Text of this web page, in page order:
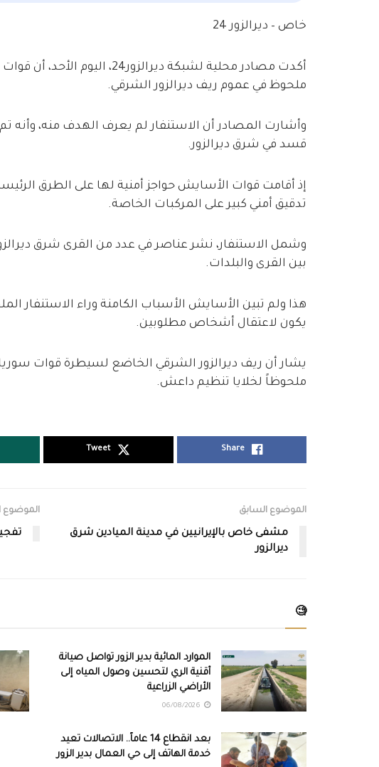
خاص – ديرالزور 24
أكدت مصادر محلية لشبكة
ملحوظ في عموم ريف ديرالزور الشرقي.
وأشارت المصادر أن الاستنفار لم يعرف الهدف منه، وأنه
قسد في شرق ديرالزور.
إذ أقامت قوات الأسايش حواجز أمنية لها على الطرق
تدقيق أمني كبير على المركبات الخاصة.
وشمل الاستنفار، نشر عناصر في عدد من القرى شرق
بين القرى والبلدات.
هذا ولم تبين الأسايش الأسباب الكامنة وراء الاستنفار
يكون لاعتقال أشخاص مطلوبين.
يشار أن ريف ديرالزور الشرقي الخاضع لسيطرة قوات
ملحوظاً لخلايا تنظيم داعش.
Share
Tweet
الموضوع السابق
مشفى خاص بالإيرانيين في مدينة الميادين شرق
ديرالزور
الموضوع
🧐
الموارد المائية بدير الزور تواصل صيانة
أقنية الري لتحسين وصول المياه إلى
الأراضي الزراعية
بعد انقطاع 14 عاماً.. الاتصالات تعيد
خدمة الهاتف إلى حي العمال بدير الزور